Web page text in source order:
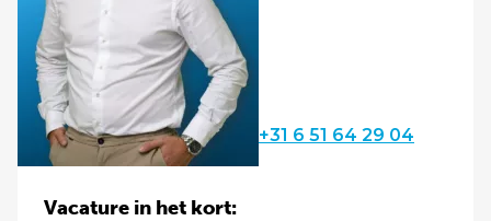
+31 6 51 64 29 04
Vacature in het kort: